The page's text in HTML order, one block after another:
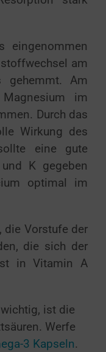
eingenommen
am
gehemmt. Am
im
Durch das
Wirkung des
eine gute
K gegeben
optimal im
die Vorstufe der
die sich der
in Vitamin A
ist die
Werfe
3 Kapseln.